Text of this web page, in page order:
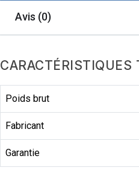
Avis (0)
CARACTÉRISTIQUES
Poids brut
Fabricant
Garantie